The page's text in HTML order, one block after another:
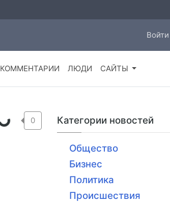
Войти
КОММЕНТАРИИ ЛЮДИ САЙТЫ
0 Категории новостей
Общество
Бизнес
Политика
Происшествия